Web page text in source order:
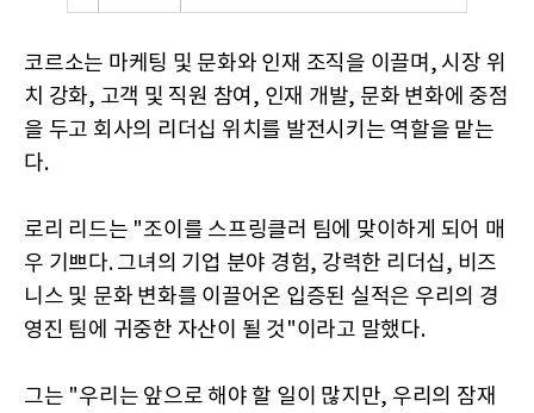
코르소는 마케팅 및 문화와 인재 조직을 이끌며, 시장 위
치 강화, 고객 및 직원 참여, 인재 개발, 문화 변화에 중점
을 두고 회사의 리더십 위치를 발전시키는 역할을 맡는
다.
로리 리드는 "조이를 스프링클러 팀에 맞이하게 되어 매
우 기쁘다. 그녀의 기업 분야 경험, 강력한 리더십, 비즈
니스 및 문화 변화를 이끌어온 입증된 실적은 우리의 경
영진 팀에 귀중한 자산이 될 것"이라고 말했다.
그는 "우리는 앞으로 해야 할 일이 많지만, 우리의 잠재